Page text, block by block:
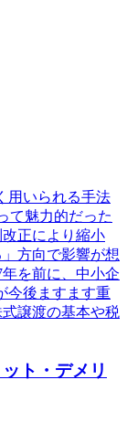
用いられる手法
て魅力的だった
正により縮小
方向で影響が想
を前に、中小企
今後ますます重
譲渡の基本や税
ト・デメリ